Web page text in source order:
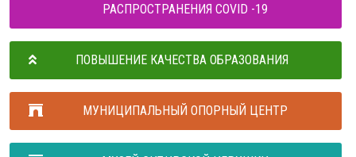
РАСПРОСТРАНЕНИЯ COVID -19
ПОВЫШЕНИЕ КАЧЕСТВА ОБРАЗОВАНИЯ
МУНИЦИПАЛЬНЫЙ ОПОРНЫЙ ЦЕНТР